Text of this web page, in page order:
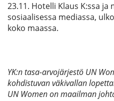
23.11. Hotelli Klaus K:ssa ja
sosiaalisessa mediassa,
koko maassa.
YK:n tasa-arvojärjestö UN
kohdistuvan väkivallan
UN Women on maailman